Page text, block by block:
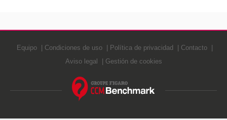
Equipo Condiciones de uso Política de privacidad
Contacto
Aviso legal
Gestión de cookies